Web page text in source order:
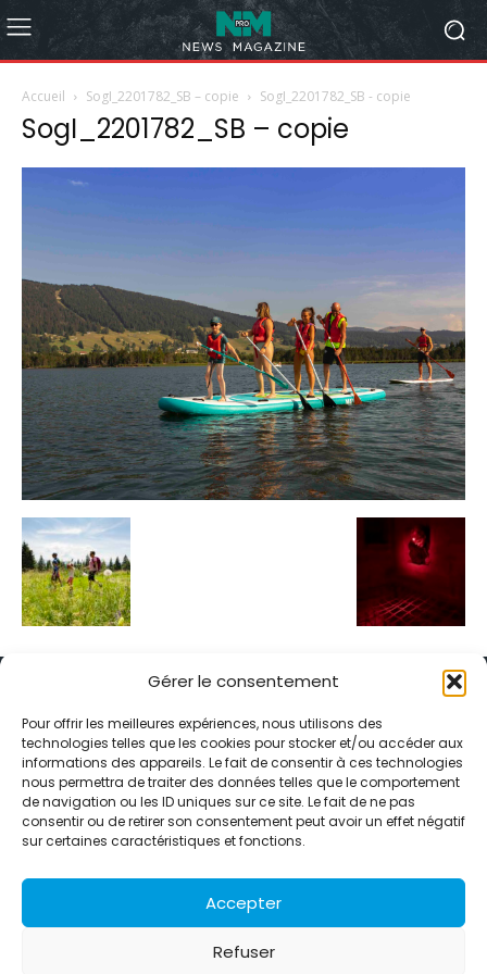
Gérer le consentement
Pour offrir les meilleures expériences, nous utilisons des
technologies telles que les cookies pour stocker et/ou accéder aux
informations des appareils. Le fait de consentir à ces technologies
nous permettra de traiter des données telles que le comportement
de navigation ou les ID uniques sur ce site. Le fait de ne pas
consentir ou de retirer son consentement peut avoir un effet négatif
sur certaines caractéristiques et fonctions.
Accepter
Refuser
Accueil SogI_2201782_SB – copie SogI_2201782_SB - copie
SogI_2201782_SB – copie
Alternative Média est une agence de relations presse et de
relations publiques basée à Grenoble. Depuis 1995, elle conçoit et
pilote des stratégies de visibilité en France et à l’international
grâce à un réseau d’agences partenaires.